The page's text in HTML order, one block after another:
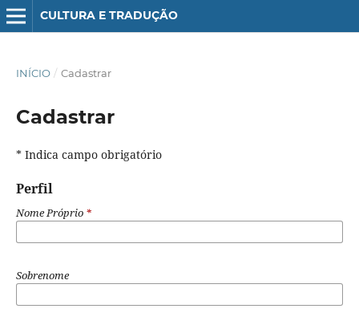
CULTURA E TRADUÇÃO
INÍCIO / Cadastrar
Cadastrar
* Indica campo obrigatório
Perfil
Nome Próprio *
Sobrenome